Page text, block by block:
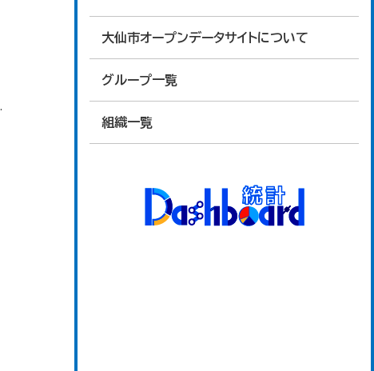
大仙市オープンデータサイトについて
グループ一覧
組織一覧